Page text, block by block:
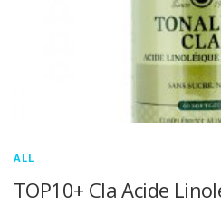
ALL
TOP10+ Cla Acide